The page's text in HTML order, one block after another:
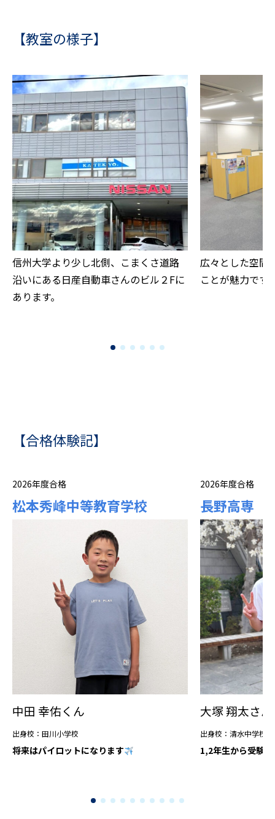
【教室の様子】
信州大学より少し北側、こまくさ道路
沿いにある日産自動車さんのビル２Fに
あります。
広々とした空間
ことが魅力です
【合格体験記】
2026年度合格
松本秀峰中等教育学校
中田 幸佑くん
出身校：田川小学校
将来はパイロットになります
2026年度合格
長野高専
大塚 翔太さん
出身校：清水中学校
1,2年生から受験